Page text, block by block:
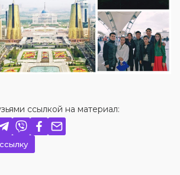
ссылкой на материал: